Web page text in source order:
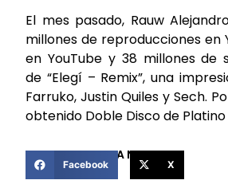
El mes pasado, Rauw
millones de reproducciones en
en YouTube y 38 millones
de “Elegí – Remix”, una
Farruko, Justin Quiles y Sech.
obtenido Doble Disco de Platino
COMPARTIR ESTA NOTICIA
Facebook X